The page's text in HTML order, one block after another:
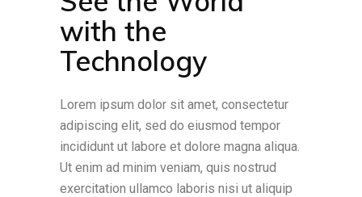
with the
Technology
Lorem ipsum dolor sit amet, consectetur
adipiscing elit, sed do eiusmod tempor
incididunt ut labore et dolore magna aliqua.
Ut enim ad minim veniam, quis nostrud
exercitation ullamco laboris nisi ut aliquip